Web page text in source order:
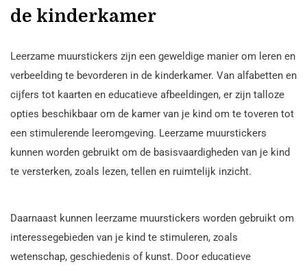
de kinderkamer
Leerzame muurstickers zijn een geweldige manier om leren en
verbeelding te bevorderen in de kinderkamer. Van alfabetten en
cijfers tot kaarten en educatieve afbeeldingen, er zijn talloze
opties beschikbaar om de kamer van je kind om te toveren tot
een stimulerende leeromgeving. Leerzame muurstickers
kunnen worden gebruikt om de basisvaardigheden van je kind
te versterken, zoals lezen, tellen en ruimtelijk inzicht.
Daarnaast kunnen leerzame muurstickers worden gebruikt om
interessegebieden van je kind te stimuleren, zoals
wetenschap, geschiedenis of kunst. Door educatieve